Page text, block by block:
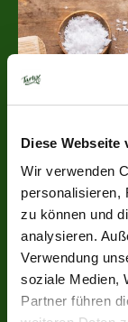
Diese Webseite
Wir verwenden
personalisieren,
zu können und
analysieren.
Verwendung
soziale Medien,
Partner führen